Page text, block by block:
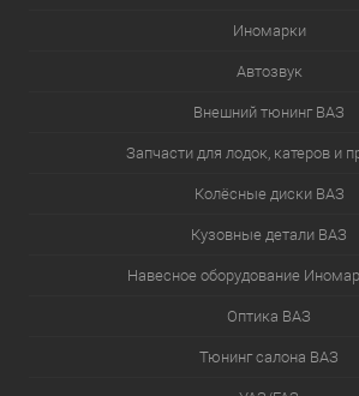
Иномарки
Автозвук
Внешний тюнинг ВАЗ
Запчасти для лодок, катеров и
Колёсные диски ВАЗ
Кузовные детали ВАЗ
Навесное оборудование
Оптика ВАЗ
Тюнинг салона ВАЗ